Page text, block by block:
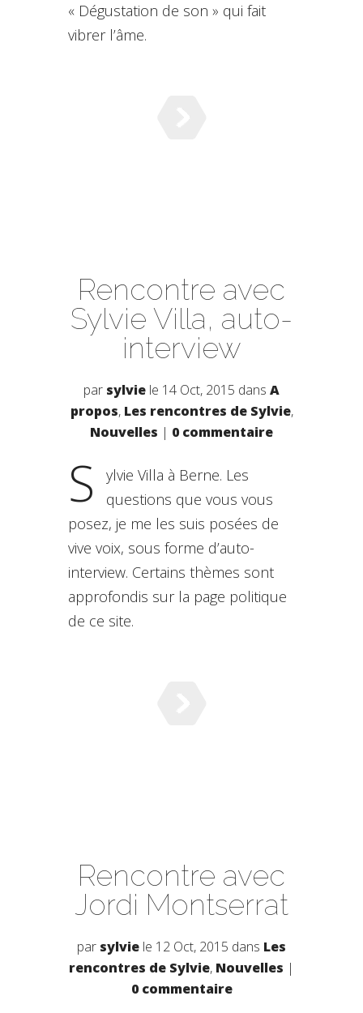
« Dégustation de son » qui fait
vibrer l’âme.
Rencontre avec
Sylvie Villa, auto-
interview
par sylvie le 14 Oct, 2015 dans A
propos, Les rencontres de Sylvie,
Nouvelles | 0 commentaire
S
ylvie Villa à Berne. Les
questions que vous vous
posez, je me les suis posées de
vive voix, sous forme d’auto-
interview. Certains thèmes sont
approfondis sur la page politique
de ce site.
Rencontre avec
Jordi Montserrat
par sylvie le 12 Oct, 2015 dans Les
rencontres de Sylvie, Nouvelles |
0 commentaire